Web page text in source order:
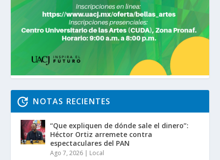
NOTAS RECIENTES
“Que expliquen de dónde sale el dinero”:
Héctor Ortiz arremete contra
espectaculares del PAN
Ago 7, 2026 | Local